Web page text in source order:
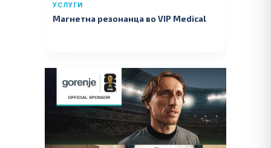
УСЛУГИ
Магнетна резонанца во VIP Medical